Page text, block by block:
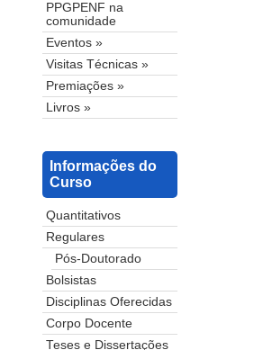
PPGPENF na
comunidade
Eventos »
Visitas Técnicas »
Premiações »
Livros »
Informações do
Curso
Quantitativos
Regulares
Pós-Doutorado
Bolsistas
Disciplinas Oferecidas
Corpo Docente
Teses e Dissertações